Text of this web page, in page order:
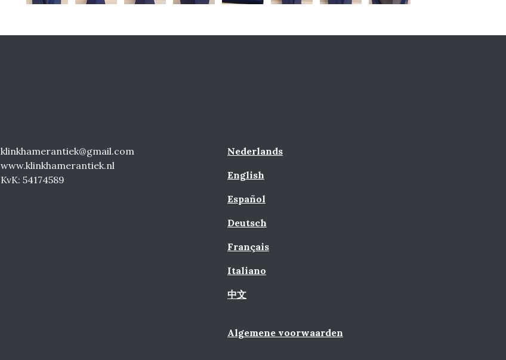
klinkhamerantiek@gmail.com
www.klinkhamerantiek.nl
KvK: 54174589
Nederlands
English
Español
Deutsch
Français
Italiano
中文
Algemene voorwaarden